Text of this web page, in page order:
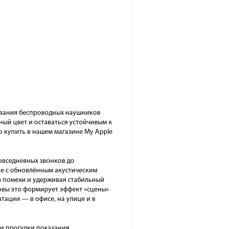
беспроводных наушников
цвет и оставаться устойчивым к
в нашем магазине My Apple
звонков до
с обновлённым акустическим
и удерживая стабильный
это формирует эффект «сцены»
— в офисе, на улице и в